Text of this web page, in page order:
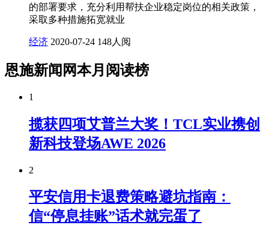
的部署要求，充分利用帮扶企业稳定岗位的相关政策，
采取多种措施拓宽就业
经济 2020-07-24 148人阅
恩施新闻网本月阅读榜
1
揽获四项艾普兰大奖！TCL实业携创
新科技登场AWE 2026
2
平安信用卡退费策略避坑指南：
信“停息挂账”话术就完蛋了